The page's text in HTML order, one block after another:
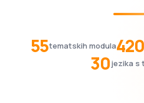
55tematskih modula420
30jezika s